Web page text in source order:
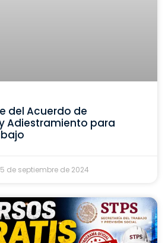
del Acuerdo de
Adiestramiento para
de septiembre de 2024